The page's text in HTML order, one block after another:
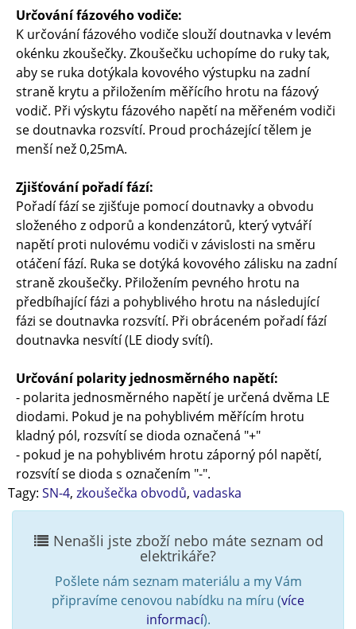
Určování fázového vodiče:
K určování fázového vodiče slouží doutnavka v levém
okénku zkoušečky. Zkoušečku uchopíme do ruky tak,
aby se ruka dotýkala kovového výstupku na zadní
straně krytu a přiložením měřícího hrotu na fázový
vodič. Při výskytu fázového napětí na měřeném vodiči
se doutnavka rozsvítí. Proud procházející tělem je
menší než 0,25mA.
Zjišťování pořadí fází:
Pořadí fází se zjišťuje pomocí doutnavky a obvodu
složeného z odporů a kondenzátorů, který vytváří
napětí proti nulovému vodiči v závislosti na směru
otáčení fází. Ruka se dotýká kovového zálisku na zadní
straně zkoušečky. Přiložením pevného hrotu na
předbíhající fázi a pohyblivého hrotu na následující
fázi se doutnavka rozsvítí. Při obráceném pořadí fází
doutnavka nesvítí (LE diody svítí).
Určování polarity jednosměrného napětí:
- polarita jednosměrného napětí je určená dvěma LE
diodami. Pokud je na pohyblivém měřícím hrotu
kladný pól, rozsvítí se dioda označená "+"
- pokud je na pohyblivém hrotu záporný pól napětí,
rozsvítí se dioda s označením "-".
Tagy: SN-4, zkoušečka obvodů, vadaska
Nenašli jste zboží nebo máte seznam od
elektrikáře?
Pošlete nám seznam materiálu a my Vám
připravíme cenovou nabídku na míru (více
informací).